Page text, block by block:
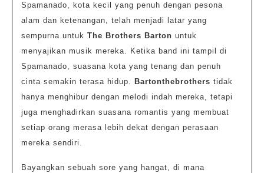
Spamanado, kota kecil yang penuh dengan pesona
alam dan ketenangan, telah menjadi latar yang
sempurna untuk The Brothers Barton untuk
menyajikan musik mereka. Ketika band ini tampil di
Spamanado, suasana kota yang tenang dan penuh
cinta semakin terasa hidup. Bartonthebrothers tidak
hanya menghibur dengan melodi indah mereka, tetapi
juga menghadirkan suasana romantis yang membuat
setiap orang merasa lebih dekat dengan perasaan
mereka sendiri.
Bayangkan sebuah sore yang hangat, di mana